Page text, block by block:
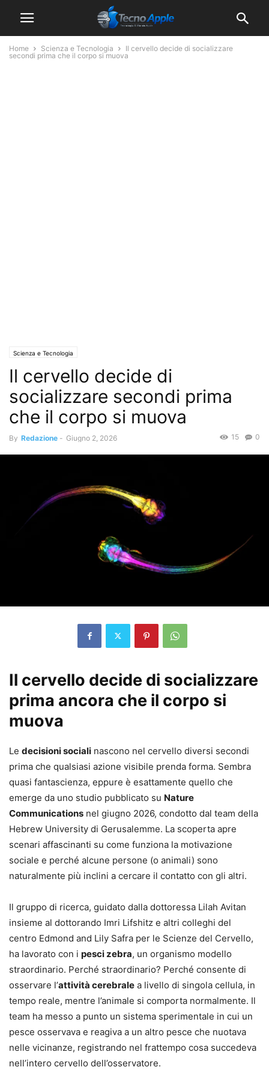
Home Scienza e Tecnologia
Il cervello decide di socializzare
secondi prima che il corpo si muova
Scienza e Tecnologia
Il cervello decide di
socializzare secondi prima
che il corpo si muova
By Redazione - Giugno 2, 2026 0
15
Il cervello decide di socializzare
prima ancora che il corpo si
muova
Le decisioni sociali nascono nel cervello diversi secondi
prima che qualsiasi azione visibile prenda forma. Sembra
quasi fantascienza, eppure è esattamente quello che
emerge da uno studio pubblicato su Nature
Communications nel giugno 2026, condotto dal team della
Hebrew University di Gerusalemme. La scoperta apre
scenari affascinanti su come funziona la motivazione
sociale e perché alcune persone (o animali) sono
naturalmente più inclini a cercare il contatto con gli altri.
Il gruppo di ricerca, guidato dalla dottoressa Lilah Avitan
insieme al dottorando Imri Lifshitz e altri colleghi del
centro Edmond and Lily Safra per le Scienze del Cervello,
ha lavorato con i pesci zebra, un organismo modello
straordinario. Perché straordinario? Perché consente di
osservare l’attività cerebrale a livello di singola cellula, in
tempo reale, mentre l’animale si comporta normalmente. Il
team ha messo a punto un sistema sperimentale in cui un
pesce osservava e reagiva a un altro pesce che nuotava
nelle vicinanze, registrando nel frattempo cosa succedeva
nell’intero cervello dell’osservatore.